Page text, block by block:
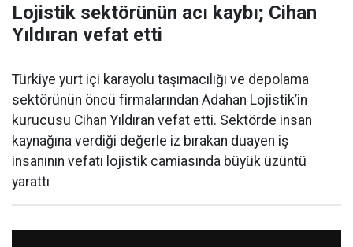
Lojistik sektörünün acı kaybı; Cihan
Yıldıran vefat etti
Türkiye yurt içi karayolu taşımacılığı ve depolama
sektörünün öncü firmalarından Adahan Lojistik’in
kurucusu Cihan Yıldıran vefat etti. Sektörde insan
kaynağına verdiği değerle iz bırakan duayen iş
insanının vefatı lojistik camiasında büyük üzüntü
yarattı